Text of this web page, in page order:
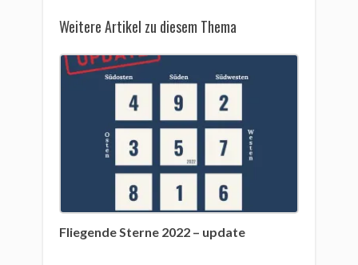
Weitere Artikel zu diesem Thema
Fliegende Sterne 2022 – update